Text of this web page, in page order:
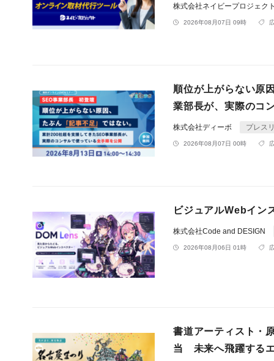
株式会社ネイビープロジェク
2026年08月07日 09時
順位が上がらない原
業部長が、実際のコ
株式会社ディーボ プレス
2026年08月07日 00時
ビジュアルWebイン
株式会社Code and DESIGN
2026年08月06日 01時
書道アーティスト・
当 未来へ飛躍する